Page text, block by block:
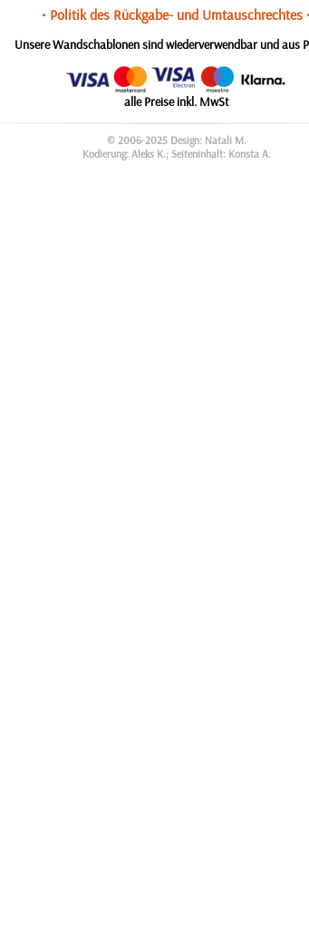
• Politik des Rückgabe- und Umtauschrechtes
Unsere Wandschablonen sind wiederverwendbar und aus
alle Preise inkl. MwSt
© 2006-2025 Design: Natali M.
Kodierung: Aleks K.; Seiteninhalt: Konsta A.